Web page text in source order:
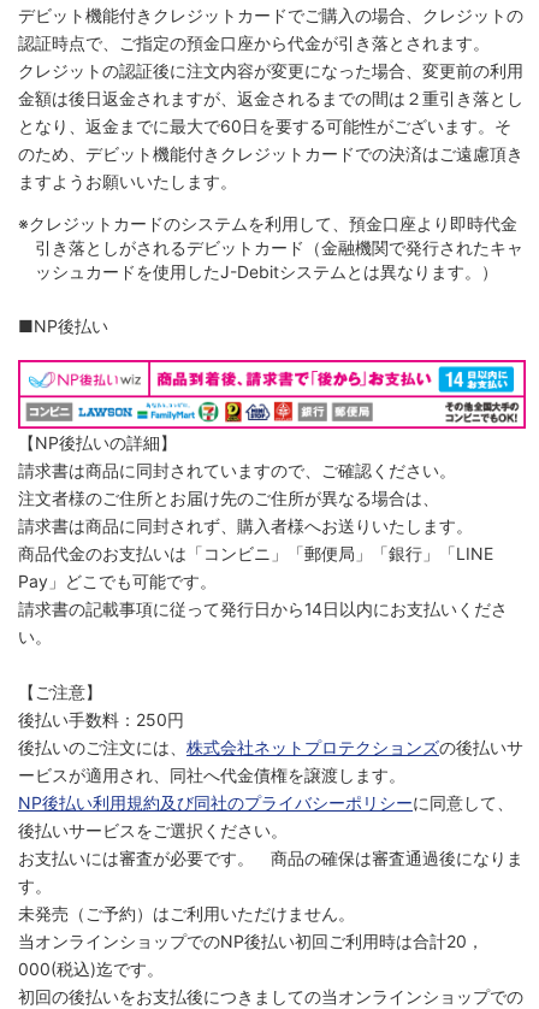
デビット機能付きクレジットカードでご購入の場合、クレジットの
認証時点で、ご指定の預金口座から代金が引き落とされます。
クレジットの認証後に注文内容が変更になった場合、変更前の利用
金額は後日返金されますが、返金されるまでの間は２重引き落とし
となり、返金までに最大で60日を要する可能性がございます。そ
のため、デビット機能付きクレジットカードでの決済はご遠慮頂き
ますようお願いいたします。
※クレジットカードのシステムを利用して、預金口座より即時代金
引き落としがされるデビットカード（金融機関で発行されたキャ
ッシュカードを使用したJ-Debitシステムとは異なります。）
■NP後払い
【NP後払いの詳細】
請求書は商品に同封されていますので、ご確認ください。
注文者様のご住所とお届け先のご住所が異なる場合は、
請求書は商品に同封されず、購入者様へお送りいたします。
商品代金のお支払いは「コンビニ」「郵便局」「銀行」「LINE
Pay」どこでも可能です。
請求書の記載事項に従って発行日から14日以内にお支払いくださ
い。
【ご注意】
後払い手数料：250円
後払いのご注文には、 株式会社ネットプロテクションズの後払いサ
ービスが適用され、同社へ代金債権を譲渡します。
NP後払い利用規約及び同社のプライバシーポリシーに同意して、
後払いサービスをご選択ください。
お支払いには審査が必要です。 商品の確保は審査通過後になりま
す。
未発売（ご予約）はご利用いただけません。
当オンラインショップでのNP後払い初回ご利用時は合計20，
000(税込)迄です。
初回の後払いをお支払後につきましての当オンラインショップでの